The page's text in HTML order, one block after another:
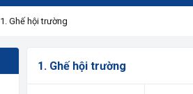
1. Ghế hội trường
1. Ghế hội trường